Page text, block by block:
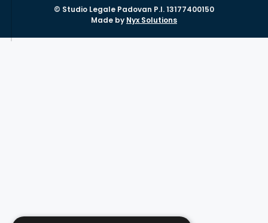
© Studio Legale Padovan P.I. 13177400150
Made by Nyx Solutions